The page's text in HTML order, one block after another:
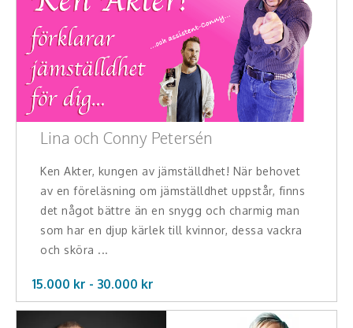
Lina och Conny Petersén
Ken Akter, kungen av jämställdhet! När behovet
av en föreläsning om jämställdhet uppstår, finns
det något bättre än en snygg och charmig man
som har en djup kärlek till kvinnor, dessa vackra
och sköra ...
15.000 kr - 30.000 kr